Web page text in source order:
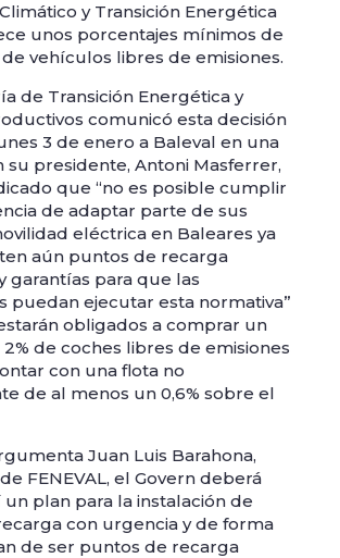
y Transición Energética
unos porcentajes mínimos de
vehículos libres de emisiones.
de Transición Energética y
comunicó esta decisión
3 de enero a Baleval en una
su presidente, Antoni Masferrer,
que “no es posible cumplir
de adaptar parte de sus
eléctrica en Baleares ya
aún puntos de recarga
garantías para que las
puedan ejecutar esta normativa”
obligados a comprar un
de coches libres de emisiones
con una flota no
de al menos un 0,6% sobre el
Juan Luis Barahona,
FENEVAL, el Govern deberá
plan para la instalación de
con urgencia y de forma
de ser puntos de recarga